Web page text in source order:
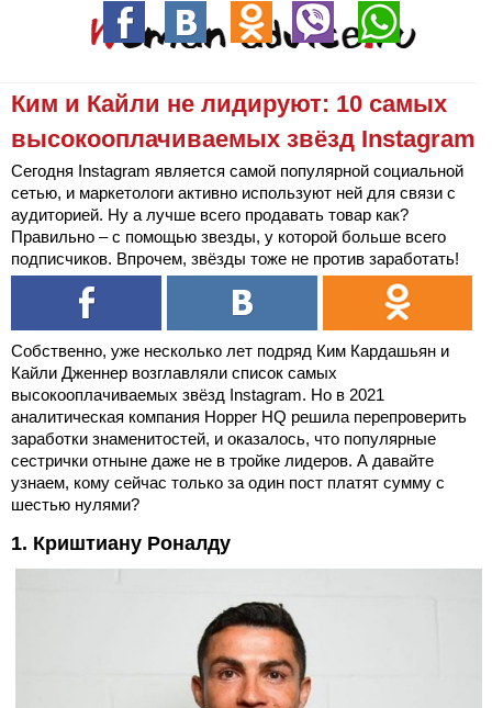
Ким и Кайли не лидируют: 10 самых
высокооплачиваемых звёзд Instagram
Сегодня Instagram является самой популярной социальной
сетью, и маркетологи активно используют ней для связи с
аудиторией. Ну а лучше всего продавать товар как?
Правильно – с помощью звезды, у которой больше всего
подписчиков. Впрочем, звёзды тоже не против заработать!
Собственно, уже несколько лет подряд Ким Кардашьян и
Кайли Дженнер возглавляли список самых
высокооплачиваемых звёзд Instagram. Но в 2021
аналитическая компания Hopper HQ решила перепроверить
заработки знаменитостей, и оказалось, что популярные
сестрички отныне даже не в тройке лидеров. А давайте
узнаем, кому сейчас только за один пост платят сумму с
шестью нулями?
1. Криштиану Роналду